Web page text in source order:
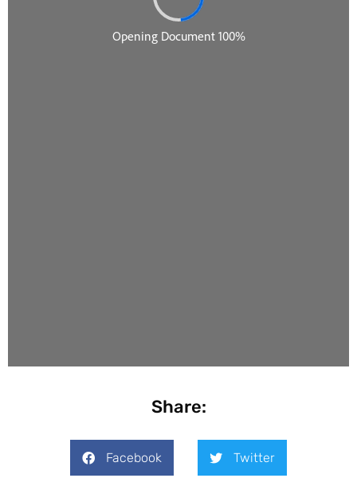
Share:
Facebook Twitter